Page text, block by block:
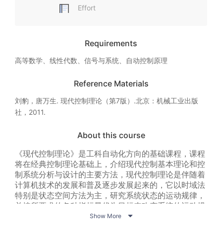
Effort
Requirements
高等数学、线性代数、信号与系统、自动控制原理
Reference Materials
刘豹，唐万生. 现代控制理论（第7版）.北京：机械工业出版
社，2011.
About this course
《现代控制理论》是工科自动化方向的基础课程，课程
将在经典控制理论基础上，介绍现代控制基本理论和控
制系统分析与设计的主要方法，现代控制理论是伴随着
计算机技术的发展和普及逐步发展起来的，它以时域法
特别是状态空间方法为主，研究系统状态的运动规律，
并按所要求的各种指标最优为目标来改变系统的运动规
律。本课程的主要任务：（1）了解现代控制理论的体
Show More 